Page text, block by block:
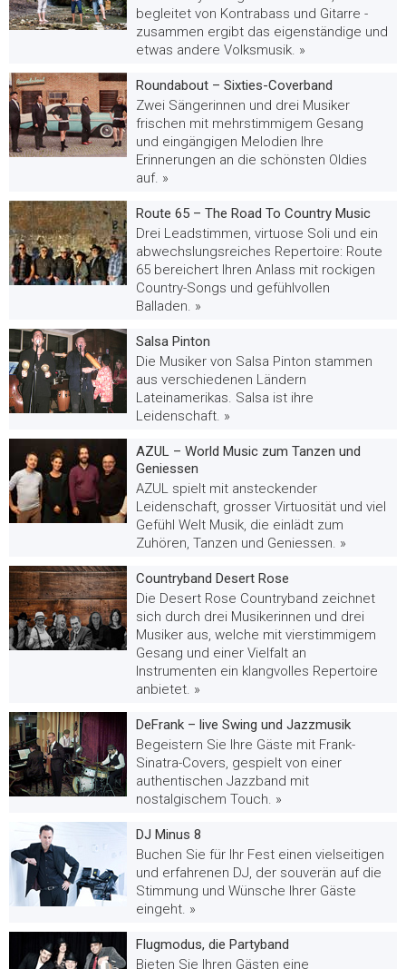
begleitet von Kontrabass und Gitarre -
zusammen ergibt das eigenständige und
etwas andere Volksmusik. »
Roundabout – Sixties-Coverband
Zwei Sängerinnen und drei Musiker
frischen mit mehrstimmigem Gesang
und eingängigen Melodien Ihre
Erinnerungen an die schönsten Oldies
auf. »
Route 65 – The Road To Country Music
Drei Leadstimmen, virtuose Soli und ein
abwechslungsreiches Repertoire: Route
65 bereichert Ihren Anlass mit rockigen
Country-Songs und gefühlvollen
Balladen. »
Salsa Pinton
Die Musiker von Salsa Pinton stammen
aus verschiedenen Ländern
Lateinamerikas. Salsa ist ihre
Leidenschaft. »
AZUL – World Music zum Tanzen und
Geniessen
AZUL spielt mit ansteckender
Leidenschaft, grosser Virtuosität und viel
Gefühl Welt Musik, die einlädt zum
Zuhören, Tanzen und Geniessen. »
Countryband Desert Rose
Die Desert Rose Countryband zeichnet
sich durch drei Musikerinnen und drei
Musiker aus, welche mit vierstimmigem
Gesang und einer Vielfalt an
Instrumenten ein klangvolles Repertoire
anbietet. »
DeFrank – live Swing und Jazzmusik
Begeistern Sie Ihre Gäste mit Frank-
Sinatra-Covers, gespielt von einer
authentischen Jazzband mit
nostalgischem Touch. »
DJ Minus 8
Buchen Sie für Ihr Fest einen vielseitigen
und erfahrenen DJ, der souverän auf die
Stimmung und Wünsche Ihrer Gäste
eingeht. »
Flugmodus, die Partyband
Bieten Sie Ihren Gästen eine